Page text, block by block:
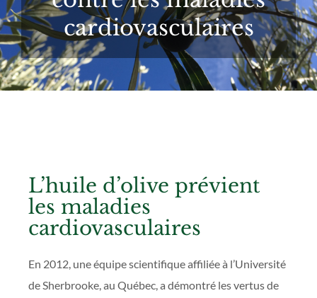
cardiovasculaires
L’huile d’olive prévient
les maladies
cardiovasculaires
En 2012, une équipe scientifique affiliée à l’Université
de Sherbrooke, au Québec, a démontré les vertus de